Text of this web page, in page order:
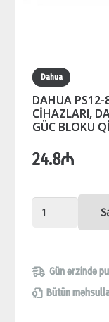
Dahua
DAHUA PS12-
CİHAZLARI,
GÜC BLOKU
24.8₼
DAHUA
D1,
ENERJİ
Gün ərzində
Bütün